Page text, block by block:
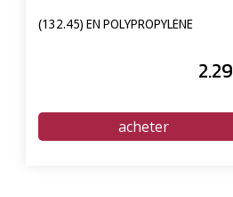
(132.45) EN POLYPROPYLÈNE
2.29